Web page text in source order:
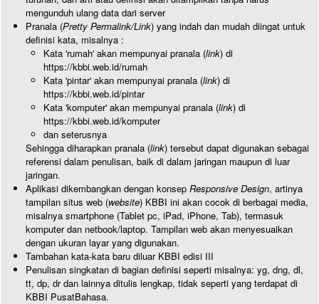
mengunduh ulang data dari server
Pranala (Pretty Permalink/Link) yang indah dan mudah diingat untuk
definisi kata, misalnya :
Kata 'rumah' akan mempunyai pranala (link) di
https://kbbi.web.id/rumah
Kata 'pintar' akan mempunyai pranala (link) di
https://kbbi.web.id/pintar
Kata 'komputer' akan mempunyai pranala (link) di
https://kbbi.web.id/komputer
dan seterusnya
Sehingga diharapkan pranala (link) tersebut dapat digunakan sebagai
referensi dalam penulisan, baik di dalam jaringan maupun di luar
jaringan.
Aplikasi dikembangkan dengan konsep Responsive Design, artinya
tampilan situs web (website) KBBI ini akan cocok di berbagai media,
misalnya smartphone (Tablet pc, iPad, iPhone, Tab), termasuk
komputer dan netbook/laptop. Tampilan web akan menyesuaikan
dengan ukuran layar yang digunakan.
Tambahan kata-kata baru diluar KBBI edisi III
Penulisan singkatan di bagian definisi seperti misalnya: yg, dng, dl,
tt, dp, dr dan lainnya ditulis lengkap, tidak seperti yang terdapat di
KBBI PusatBahasa.